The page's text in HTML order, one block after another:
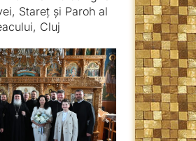
Stareț și Paroh al
Cluj